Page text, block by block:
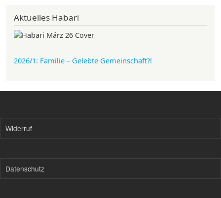
Aktuelles Habari
2026/1: Familie – Gelebte Gemeinschaft?!
Widerruf
Datenschutz